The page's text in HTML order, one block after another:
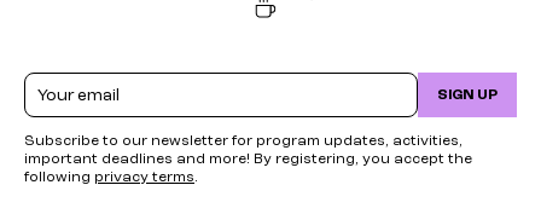
Email SIGN UP
Subscribe to our newsletter for program updates, activities,
important deadlines and more! By registering, you accept the
following privacy terms.